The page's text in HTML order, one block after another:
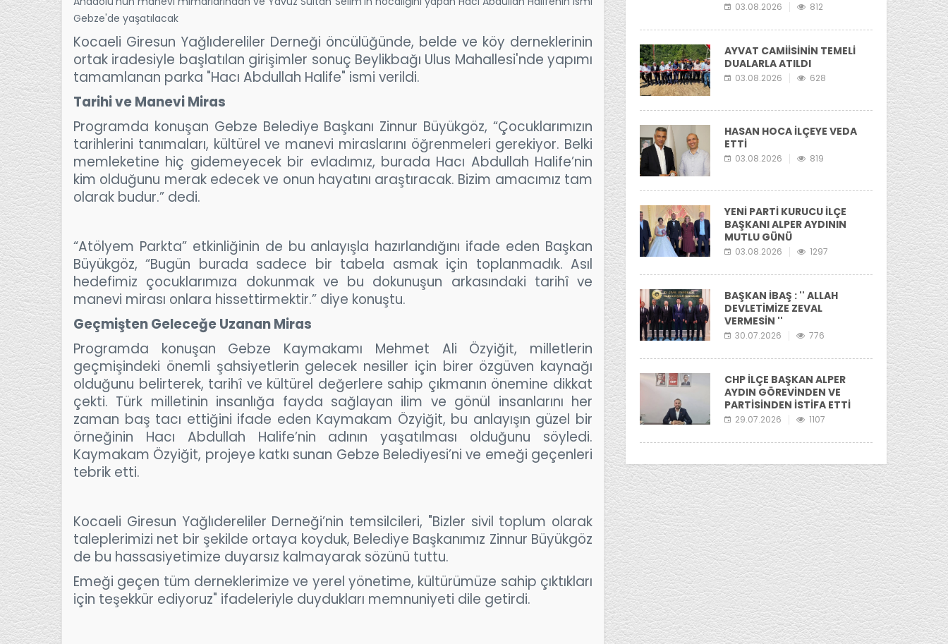
Gebze'de yaşatılacak
Kocaeli Giresun Yağlıdereliler Derneği öncülüğünde, belde ve köy derneklerinin
ortak iradesiyle başlatılan girişimler sonuç Beylikbağı Ulus Mahallesi'nde yapımı
tamamlanan parka "Hacı Abdullah Halife" ismi verildi.
Tarihi ve Manevi Miras
Programda konuşan Gebze Belediye Başkanı Zinnur Büyükgöz, “Çocuklarımızın
tarihlerini tanımaları, kültürel ve manevi miraslarını öğrenmeleri gerekiyor. Belki
memleketine hiç gidemeyecek bir evladımız, burada Hacı Abdullah Halife’nin
kim olduğunu merak edecek ve onun hayatını araştıracak. Bizim amacımız tam
olarak budur.” dedi.
“Atölyem Parkta” etkinliğinin de bu anlayışla hazırlandığını ifade eden Başkan
Büyükgöz, “Bugün burada sadece bir tabela asmak için toplanmadık. Asıl
hedefimiz çocuklarımıza dokunmak ve bu dokunuşun arkasındaki tarihî ve
manevi mirası onlara hissettirmektir.” diye konuştu.
Geçmişten Geleceğe Uzanan Miras
Programda konuşan Gebze Kaymakamı Mehmet Ali Özyiğit, milletlerin
geçmişindeki önemli şahsiyetlerin gelecek nesiller için birer özgüven kaynağı
olduğunu belirterek, tarihî ve kültürel değerlere sahip çıkmanın önemine dikkat
çekti. Türk milletinin insanlığa fayda sağlayan ilim ve gönül insanlarını her
zaman baş tacı ettiğini ifade eden Kaymakam Özyiğit, bu anlayışın güzel bir
örneğinin Hacı Abdullah Halife’nin adının yaşatılması olduğunu söyledi.
Kaymakam Özyiğit, projeye katkı sunan Gebze Belediyesi’ni ve emeği geçenleri
tebrik etti.
Kocaeli Giresun Yağlıdereliler Derneği’nin temsilcileri, "Bizler sivil toplum olarak
taleplerimizi net bir şekilde ortaya koyduk, Belediye Başkanımız Zinnur Büyükgöz
de bu hassasiyetimize duyarsız kalmayarak sözünü tuttu.
Emeği geçen tüm derneklerimize ve yerel yönetime, kültürümüze sahip çıktıkları
için teşekkür ediyoruz" ifadeleriyle duydukları memnuniyeti dile getirdi.
03.08.2026 812
AYVAT CAMİİSİNİN TEMELİ
DUALARLA ATILDI
03.08.2026 628
HASAN HOCA İLÇEYE VEDA
ETTİ
03.08.2026 819
YENİ PARTİ KURUCU İLÇE
BAŞKANI ALPER AYDININ
MUTLU GÜNÜ
03.08.2026 1297
BAŞKAN İBAŞ : '' ALLAH
DEVLETİMİZE ZEVAL
VERMESİN ''
30.07.2026 776
CHP İLÇE BAŞKAN ALPER
AYDIN GÖREVİNDEN VE
PARTİSİNDEN İSTİFA ETTİ
29.07.2026 1107